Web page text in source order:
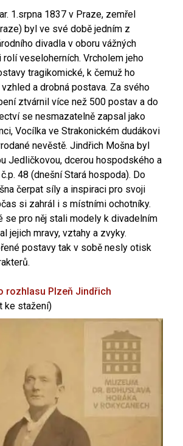
1.srpna 1837 v Praze, zemřel
byl ve své době jedním z
divadla v oboru vážných
rolí veseloherních. Vrcholem jeho
tragikomické, k čemuž ho
a drobná postava. Za svého
ztvárnil více než 500 postav a do
se nesmazatelně zapsal jako
Vocílka ve Strakonickém dudákovi
nevěstě. Jindřich Mošna byl
Jedličkovou, dcerou hospodského a
48 (dnešní Stará hospoda). Do
čerpat síly a inspiraci pro svoji
si zahrál i s místními ochotníky.
se pro něj stali modely k divadelním
jejich mravy, vztahy a zvyky.
postavy tak v sobě nesly otisk
rozhlasu Plzeň Jindřich
ke stažení)